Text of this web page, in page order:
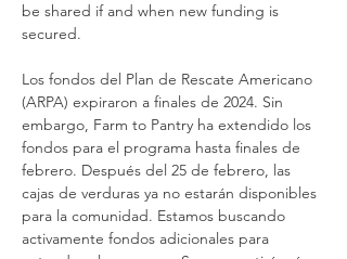
be shared if and when new funding is
secured.
Los fondos del Plan de Rescate Americano
(ARPA) expiraron a finales de 2024. Sin
embargo, Farm to Pantry ha extendido los
fondos para el programa hasta finales de
febrero. Después del 25 de febrero, las
cajas de verduras ya no estarán disponibles
para la comunidad. Estamos buscando
activamente fondos adicionales para